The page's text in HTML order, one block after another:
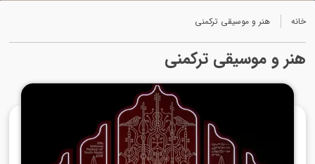
خانه هنر و موسیقی ترکمنی
هنر و موسیقی ترکمنی